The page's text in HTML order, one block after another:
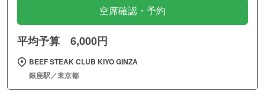
空席確認・予約
平均予算 6,000円
BEEF STEAK CLUB KIYO GINZA
銀座駅／東京都